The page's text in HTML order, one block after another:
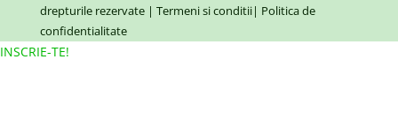
drepturile rezervate | Termeni si conditii| Politica de
confidentialitate
INSCRIE-TE!